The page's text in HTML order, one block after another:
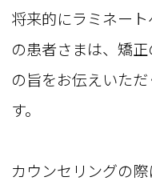
将来的にラミネー
の患者さまは、矯
の旨をお伝えいた
す。
カウンセリングの